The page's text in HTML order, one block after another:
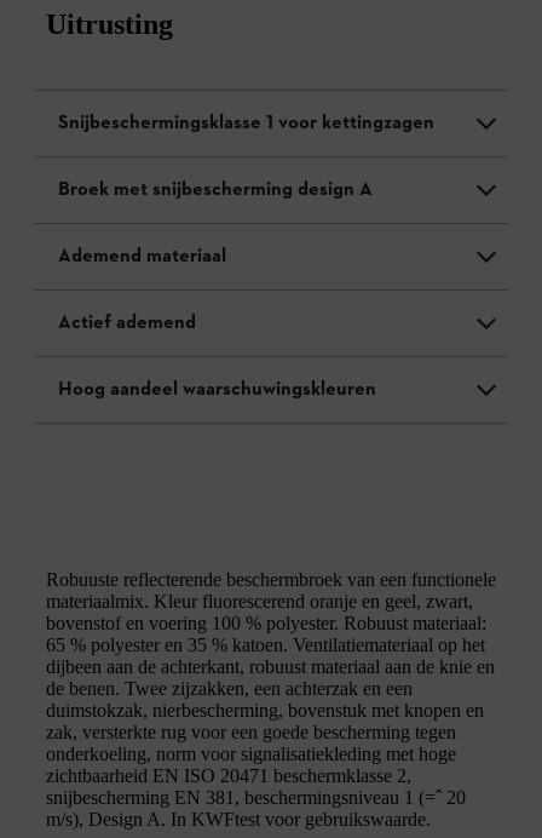
Uitrusting
Snijbeschermingsklasse 1 voor kettingzagen
Broek met snijbescherming design A
Ademend materiaal
Actief ademend
Hoog aandeel waarschuwingskleuren
Robuuste reflecterende beschermbroek van een functionele
materiaalmix. Kleur fluorescerend oranje en geel, zwart,
bovenstof en voering 100 % polyester. Robuust materiaal:
65 % polyester en 35 % katoen. Ventilatiemateriaal op het
dijbeen aan de achterkant, robuust materiaal aan de knie en
de benen. Twee zijzakken, een achterzak en een
duimstokzak, nierbescherming, bovenstuk met knopen en
zak, versterkte rug voor een goede bescherming tegen
onderkoeling, norm voor signalisatiekleding met hoge
zichtbaarheid EN ISO 20471 beschermklasse 2,
snijbescherming EN 381, beschermingsniveau 1 (=ˆ 20
m/s), Design A. In KWFtest voor gebruikswaarde.